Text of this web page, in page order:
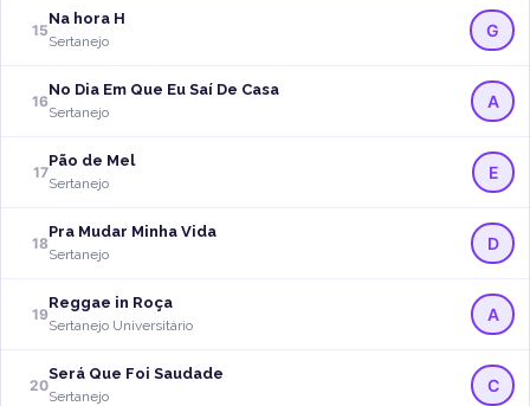
15
Na hora H
Sertanejo
G
16
No Dia Em Que Eu Saí De Casa
Sertanejo
A
17
Pão de Mel
Sertanejo
E
18
Pra Mudar Minha Vida
Sertanejo
D
19
Reggae in Roça
Sertanejo Universitário
A
20
Será Que Foi Saudade
Sertanejo
C